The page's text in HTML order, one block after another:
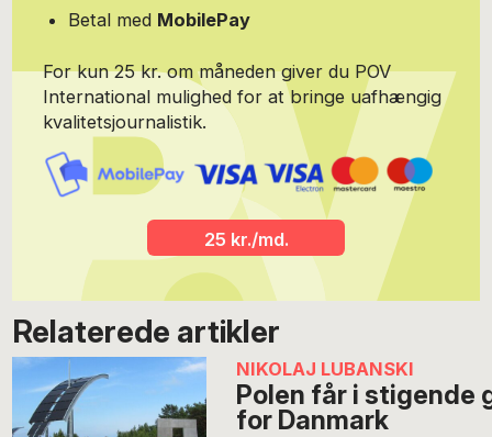
Betal med MobilePay
For kun 25 kr. om måneden giver du POV
International mulighed for at bringe uafhængig
kvalitetsjournalistik.
25 kr./md.
Relaterede artikler
NIKOLAJ LUBANSKI
Polen får i stigende
for Danmark